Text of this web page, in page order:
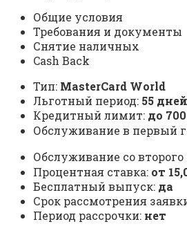
Общие условия
Требования и документы
Снятие наличных
Cash Back
Тип: MasterСard World
Льготный период: 55 дней
Кредитный лимит: до
Обслуживание в первый
Обслуживание со второго
Процентная ставка: от
Бесплатный выпуск: да
Срок рассмотрения
Период рассрочки: нет